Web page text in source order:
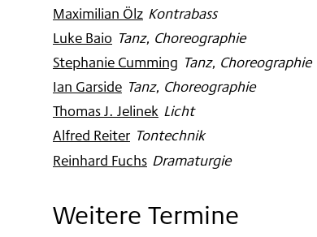
Maximilian Ölz
: Kontrabass
Luke Baio
: Tanz, Choreographie
Stephanie Cumming: Tanz, Choreographie
Ian Garside
: Tanz, Choreographie
Thomas J. Jelinek: Licht
Alfred Reiter
: Tontechnik
Reinhard Fuchs
: Dramaturgie
Weitere Termine